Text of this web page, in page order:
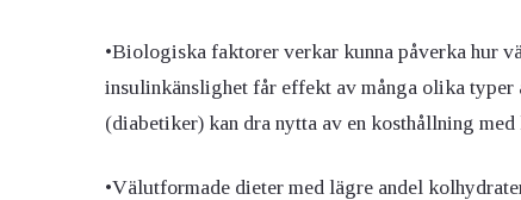
•Biologiska faktorer verkar kunna påverka hur
insulinkänslighet får effekt av många olika typer
(diabetiker) kan dra nytta av en kosthållning
•Välutformade dieter med lägre andel